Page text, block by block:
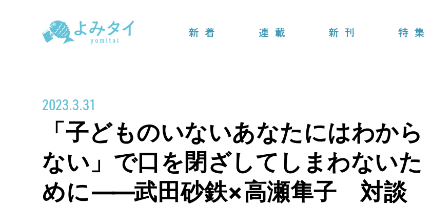
2023.3.31
「子どものいないあなたにはわから
ない」で口を閉ざしてしまわないた
めに――武田砂鉄×高瀬隼子 対談